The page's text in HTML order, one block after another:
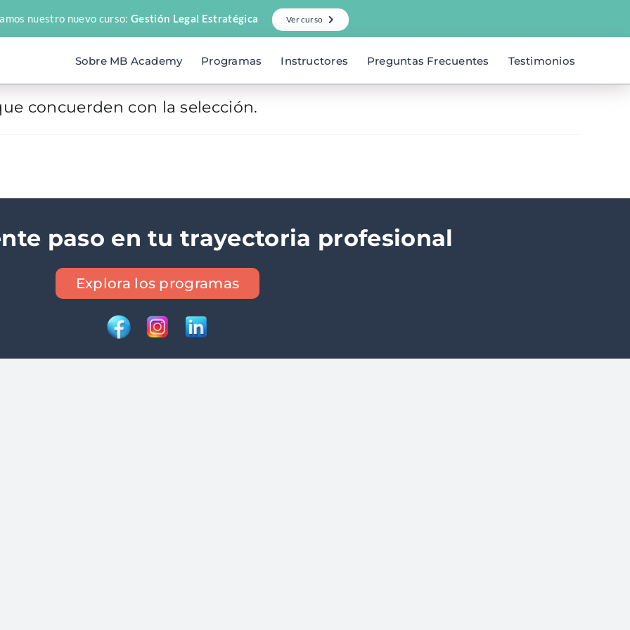
nuestro nuevo curso: Gestión Legal Estratégica Ver curso
Sobre MB Academy Programas Instructores Preguntas Frecuentes Testimonios
concuerden con la selección.
paso en tu trayectoria profesional
Explora los programas